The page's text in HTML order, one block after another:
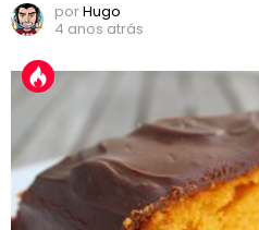
porHugo
4 anos atrás